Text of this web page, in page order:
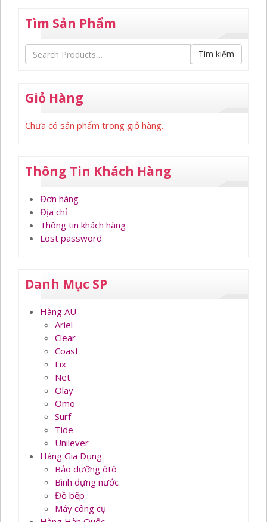
Tìm Sản Phẩm
Tìm kiếm
Giỏ Hàng
Chưa có sản phẩm trong giỏ hàng.
Thông Tin Khách Hàng
Đơn hàng
Địa chỉ
Thông tin khách hàng
Lost password
Danh Mục SP
Hàng AU
Ariel
Clear
Coast
Lix
Net
Olay
Omo
Surf
Tide
Unilever
Hàng Gia Dụng
Bảo dưỡng ôtô
Bình đựng nước
Đồ bếp
Máy công cụ